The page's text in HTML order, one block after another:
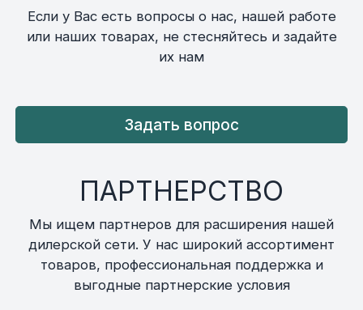
Если у Вас есть вопросы о нас, нашей работе
или наших товарах, не стесняйтесь и задайте
их нам
Задать вопрос
ПАРТНЕРСТВО
Мы ищем партнеров для расширения нашей
дилерской сети. У нас широкий ассортимент
товаров, профессиональная поддержка и
выгодные партнерские условия